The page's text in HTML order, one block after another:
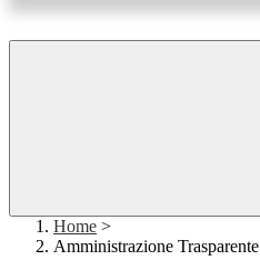
Home >
Amministrazione Trasparente